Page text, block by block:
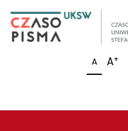
A A+